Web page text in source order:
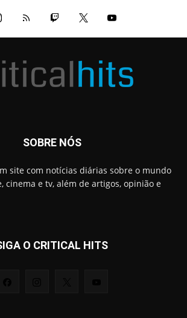
SOBRE NÓS
site com notícias diárias sobre o mundo
cinema e tv, além de artigos, opinião e
O CRITICAL HITS